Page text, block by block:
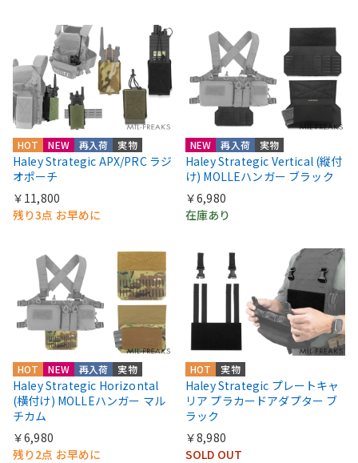
HOT NEW 再入荷 実物
Haley Strategic APX/PRC ラジ
オポーチ
￥11,800
残り3点 お早めに
NEW 再入荷 実物
Haley Strategic Vertical (縦付
け) MOLLEハンガー ブラック
￥6,980
在庫あり
HOT NEW 再入荷 実物
Haley Strategic Horizontal
(横付け) MOLLEハンガー マル
チカム
￥6,980
残り2点 お早めに
HOT 実物
Haley Strategic プレートキャ
リア プラカードアダプター ブ
ラック
￥8,980
SOLD OUT